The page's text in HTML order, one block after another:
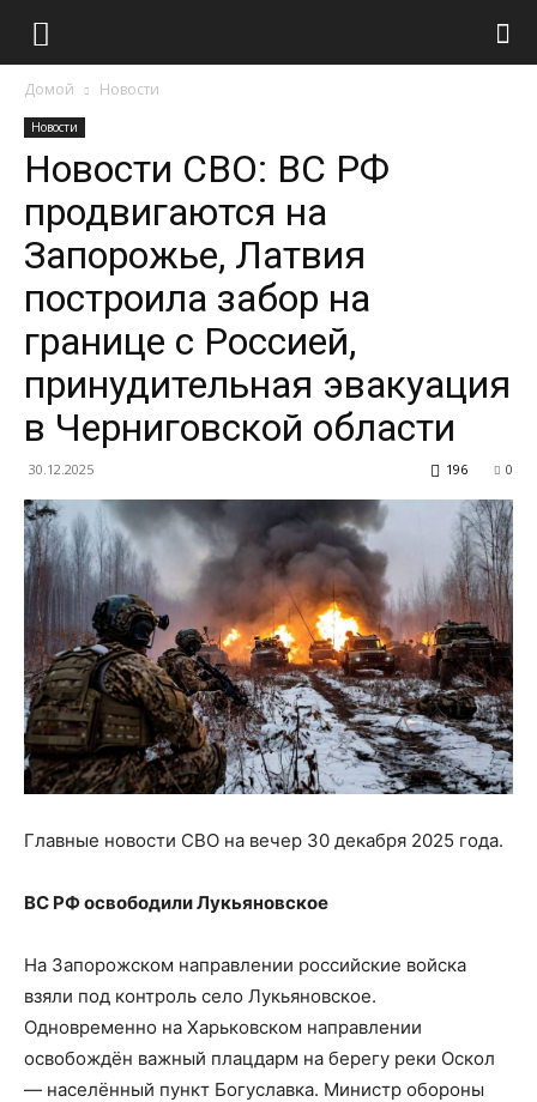
Домой Новости
Новости
Новости СВО: ВС РФ
продвигаются на
Запорожье, Латвия
построила забор на
границе с Россией,
принудительная эвакуация
в Черниговской области
30.12.2025 0
196
Главные новости СВО на вечер 30 декабря 2025 года.
ВС РФ освободили Лукьяновское
На Запорожском направлении российские войска
взяли под контроль село Лукьяновское.
Одновременно на Харьковском направлении
освобождён важный плацдарм на берегу реки Оскол
— населённый пункт Богуславка. Министр обороны